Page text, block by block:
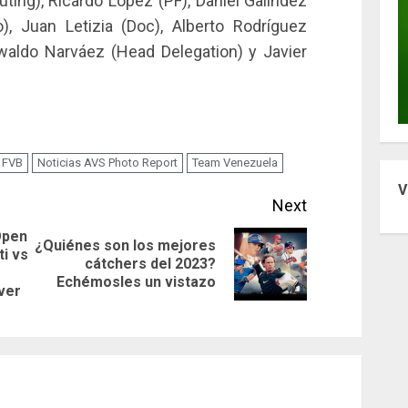
Juan Letizia (Doc), Alberto Rodríguez
Narváez (Head Delegation) y Javier
FVB Noticias AVS Photo Report Team Venezuela
Previous
post:
vs
Next
Next
post:
¿Quiénes son los mejores
cátchers del 2023?
Echémosles un vistazo